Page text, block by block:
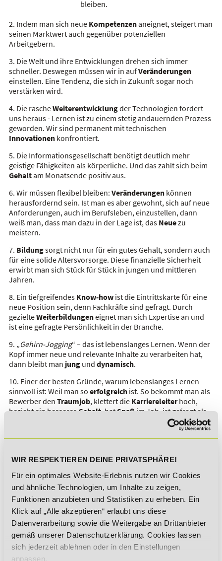
WIR RESPEKTIEREN DEINE PRIVATSPHÄRE!
Für ein optimales Website-Erlebnis nutzen wir Cookies
und ähnliche Technologien, um Inhalte zu zeigen,
Funktionen anzubieten und Statistiken zu erheben. Ein
Klick auf „Alle akzeptieren“ erlaubt uns diese
Datenverarbeitung sowie die Weitergabe an Drittanbieter
gemäß unserer Datenschutzerklärung. Cookies lassen
sich jederzeit ablehnen oder in den Einstellungen
anpassen.
bleiben.
2. Indem man sich neue Kompetenzenaneignet, steigert man
seinen Marktwert auch gegenüber potenziellen
Arbeitgebern.
3. Die Welt und ihre Entwicklungen drehen sich immer
schneller. Deswegen müssen wir in aufVeränderungen
einstellen. Eine Tendenz, die sich in Zukunft sogar noch
verstärken wird.
4. Die rascheWeiterentwicklungder Technologien fordert
uns heraus - Lernen ist zu einem stetig andauernden Prozess
geworden. Wir sind permanent mit technischen
Innovationenkonfrontiert.
5. Die Informationsgesellschaft benötigt deutlich mehr
geistige Fähigkeiten als körperliche. Und das zahlt sich beim
Gehaltam Monatsende positiv aus.
6. Wir müssen flexibel bleiben: Veränderungenkönnen
herausfordernd sein. Ist man es aber gewohnt, sich auf neue
Anforderungen, auch im Berufsleben, einzustellen, dann
weiß man, dass man dazu in der Lage ist, das Neuezu
meistern.
7. Bildungsorgt nicht nur für ein gutes Gehalt, sondern auch
für eine solide Altersvorsorge. Diese finanzielle Sicherheit
erwirbt man sich Stück für Stück in jungen und mittleren
Jahren.
8. Ein tiefgreifendes Know-howist die Eintrittskarte für eine
neue Position sein, denn Fachkräfte sind gefragt. Durch
gezielteWeiterbildungeneignet man sich Expertise an und
ist eine gefragte Persönlichkeit in der Branche.
9. „Gehirn-Jogging“ – das ist lebenslanges Lernen. Wenn der
Kopf immer neue und relevante Inhalte zu verarbeiten hat,
dann bleibt man jungund dynamisch.
10. Einer der besten Gründe, warum lebenslanges Lernen
sinnvoll ist: Weil man so erfolgreichist. So bekommt man als
Bewerber den Traumjob, klettert die Karriereleiterhoch,
bezieht ein besseresGehalt, hatSpaßim Job, ist gefragt als
Wirtschaftsjournalistin
SIE MÖCHTEN SICH WEITERBILDEN?